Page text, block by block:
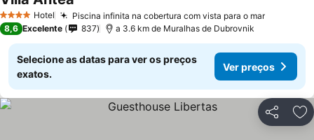
4 EstrelasHotel Piscina infinita na cobertura com vista para o mar
8,6 Excelente 837 a 3.6 km de Muralhas de Dubrovnik
Selecione as datas para ver os preços
exatos.
Ver preços
Partilhar